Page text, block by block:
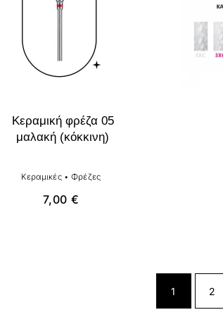
Κεραμική φρέζα 05
μαλακή (κόκκινη)
Κεραμικές• Φρέζες
7,00€
1 2